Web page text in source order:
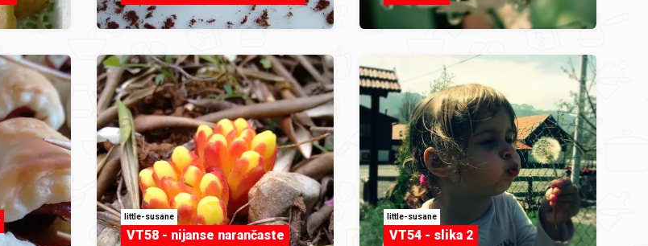
little-susane
VT58 - nijanse narančaste
little-susane
VT54 - slika 2